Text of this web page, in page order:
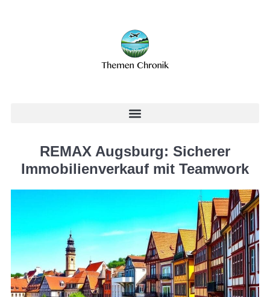
REMAX Augsburg: Sicherer
Immobilienverkauf mit Teamwork